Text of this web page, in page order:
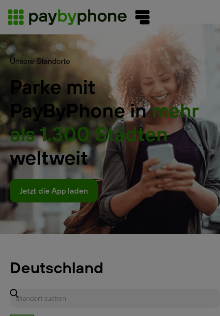
Unsere Standorte
Parke mit
PayByPhone inmehr
als 1.300 Städten
weltweit
Jetzt die App laden
Deutschland